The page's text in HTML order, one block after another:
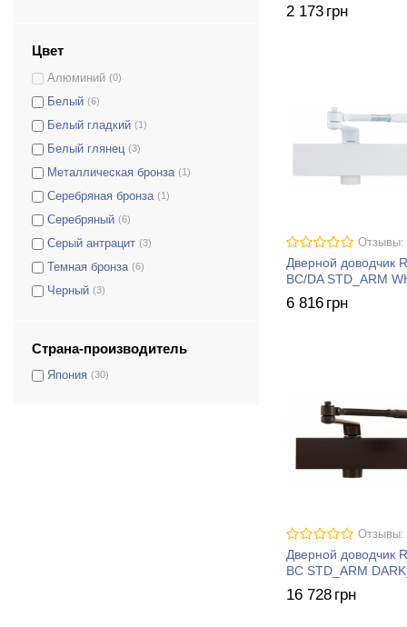
Цвет
Алюминий (0)
Белый (6)
Белый гладкий (1)
Белый глянец (3)
Металлическая бронза (1)
Серебряная бронза (1)
Серебряный (6)
Серый антрацит (3)
Темная бронза (6)
Черный (3)
Страна-производитель
Япония (30)
2 173 грн
Отзывы:
Дверной доводчик
BC/DA STD_ARM
6 816 грн
Отзывы:
Дверной доводчик
BC STD_ARM
16 728 грн